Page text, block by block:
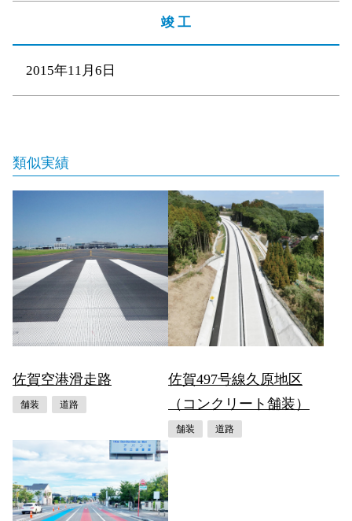
竣 工
2015年11月6日
類似実績
佐賀空港滑走路
舗装 道路
佐賀497号線久原地区
（コンクリート舗装）
舗装 道路